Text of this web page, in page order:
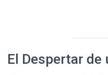
El Despertar de